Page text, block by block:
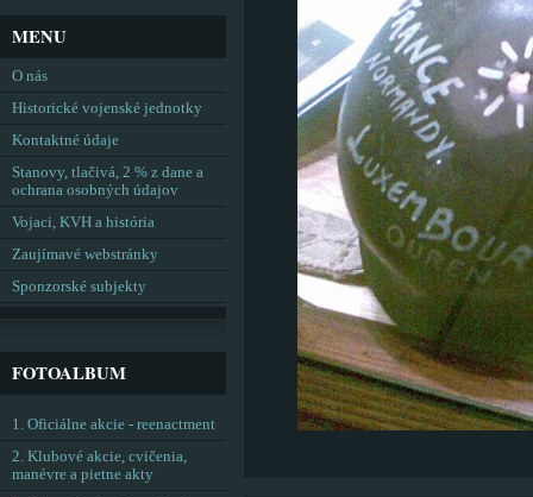
MENU
O nás
Historické vojenské jednotky
Kontaktné údaje
Stanovy, tlačivá, 2 % z dane a
ochrana osobných údajov
Vojaci, KVH a história
Zaujímavé webstránky
Sponzorské subjekty
FOTOALBUM
1. Oficiálne akcie - reenactment
2. Klubové akcie, cvičenia,
manévre a pietne akty